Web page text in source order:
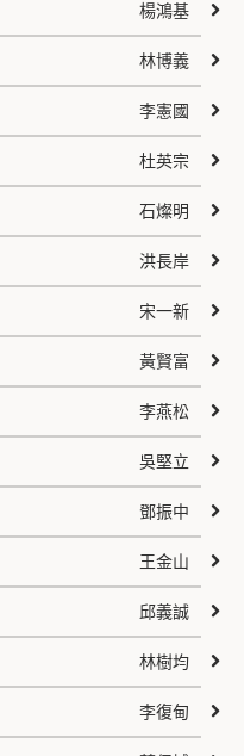
楊鴻基
林博義
李憲國
杜英宗
石燦明
洪長岸
宋一新
黃賢富
李燕松
吳堅立
鄧振中
王金山
邱義誠
林樹均
李復甸